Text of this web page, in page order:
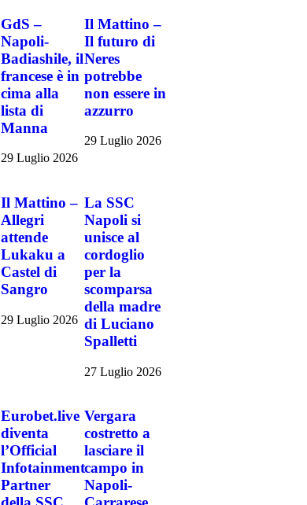
GdS –
Napoli-
Badiashile, il
francese è in
cima alla
lista di
Manna
29 Luglio 2026
Il Mattino –
Il futuro di
Neres
potrebbe
non essere in
azzurro
29 Luglio 2026
Il Mattino –
Allegri
attende
Lukaku a
Castel di
Sangro
29 Luglio 2026
La SSC
Napoli si
unisce al
cordoglio
per la
scomparsa
della madre
di Luciano
Spalletti
27 Luglio 2026
Eurobet.live
diventa
l’Official
Infotainment
Partner
Vergara
costretto a
lasciare il
campo in
Napoli-